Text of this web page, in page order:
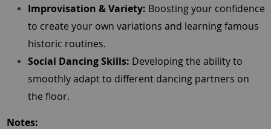
Improvisation & Variety: Boosting your confidence
to create your own variations and learning famous
historic routines.
Social Dancing Skills: Developing the ability to
smoothly adapt to different dancing partners on
the floor.
Notes: